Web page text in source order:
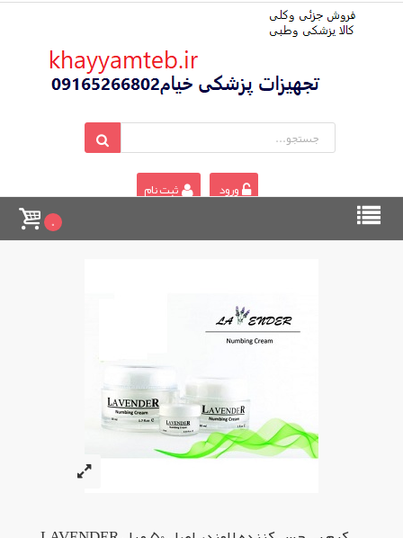
ورود ثبت نام
0